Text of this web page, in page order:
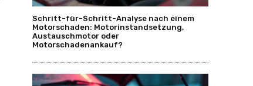
Schritt-für-Schritt-Analyse nach einem
Motorschaden: Motorinstandsetzung,
Austauschmotor oder
Motorschadenankauf?